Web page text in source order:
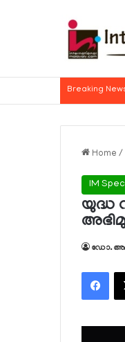
Breaking
Home /
IM
യുദ്ധ
ഡോ.